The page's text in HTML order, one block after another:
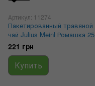
Артикул: 11274
Пакетированный травяной
чай Julius Meinl Ромашка 25
шт
221 грн
Купить